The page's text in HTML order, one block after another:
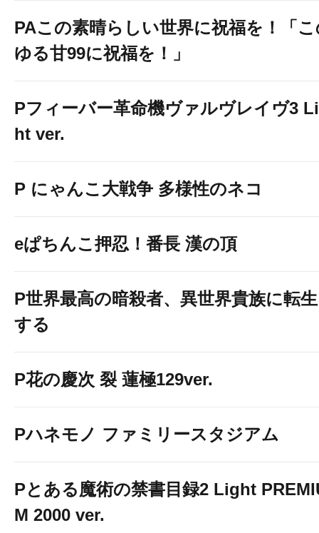
PAこの素晴らしい世界に祝福を！「
ゆる甘99に祝福を！」
Pフィーバー革命機ヴァルヴレイヴ3
ht ver.
P にゃんこ大戦争 多様性のネコ
eぱちんこ押忍！番長 漢の頂
P世界最高の暗殺者、異世界貴族に転生
する
P花の慶次 裂 蓮極129ver.
Pハネモノ ファミリースタジアム
Pとある魔術の禁書目録2 Light
M 2000 ver.